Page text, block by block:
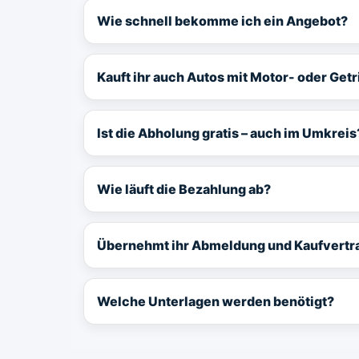
Wie schnell bekomme ich ein Angebot?
Kauft ihr auch Autos mit Motor- oder
Ist die Abholung gratis – auch im
Wie läuft die Bezahlung ab?
Übernehmt ihr Abmeldung und
Welche Unterlagen werden benötigt?